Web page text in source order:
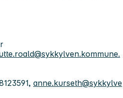
anne.kurseth@sykkylve